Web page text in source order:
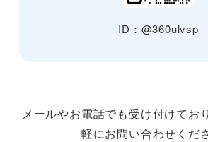
ID：@360ulvsp
メールやお電話でも受け付けてお
軽にお問い合わせくだ